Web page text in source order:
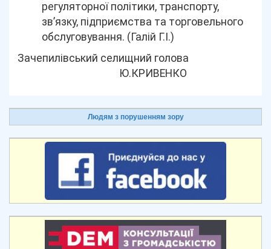
регуляторної політики, транспорту,
зв’язку, підприємства та торговельного
обслуговування. (Галій Г.І.)
Зачепилівський селищний голова
Ю.КРИВЕНКО
Людям з порушенням зору